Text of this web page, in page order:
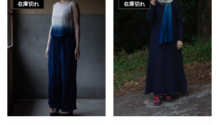
在庫切れ 在庫切れ